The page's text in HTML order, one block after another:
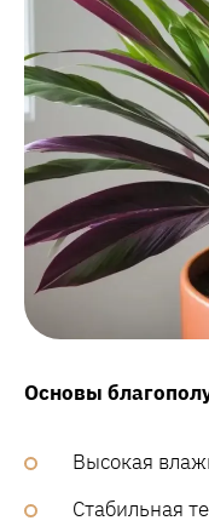
Основы
Высокая
Стабильная